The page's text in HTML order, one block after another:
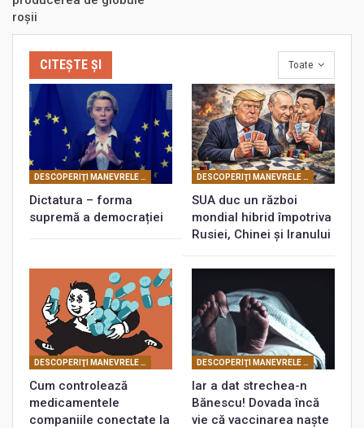
roşii
Toate
CITEȘTE ȘI
DESCOPERIŢI MANEVRELE FRANCMASONERIEI
Dictatura – forma
supremă a democrației
DESCOPERIŢI MANEVRELE FRANCMASONERIEI
SUA duc un război
mondial hibrid împotriva
Rusiei, Chinei și Iranului
DESCOPERIŢI MANEVRELE FRANCMASONERIEI
Cum controlează
medicamentele
companiile conectate la
DESCOPERIŢI MANEVRELE FRANCMASONERIEI
Iar a dat strechea-n
Bănescu! Dovada încă
vie că vaccinarea naște